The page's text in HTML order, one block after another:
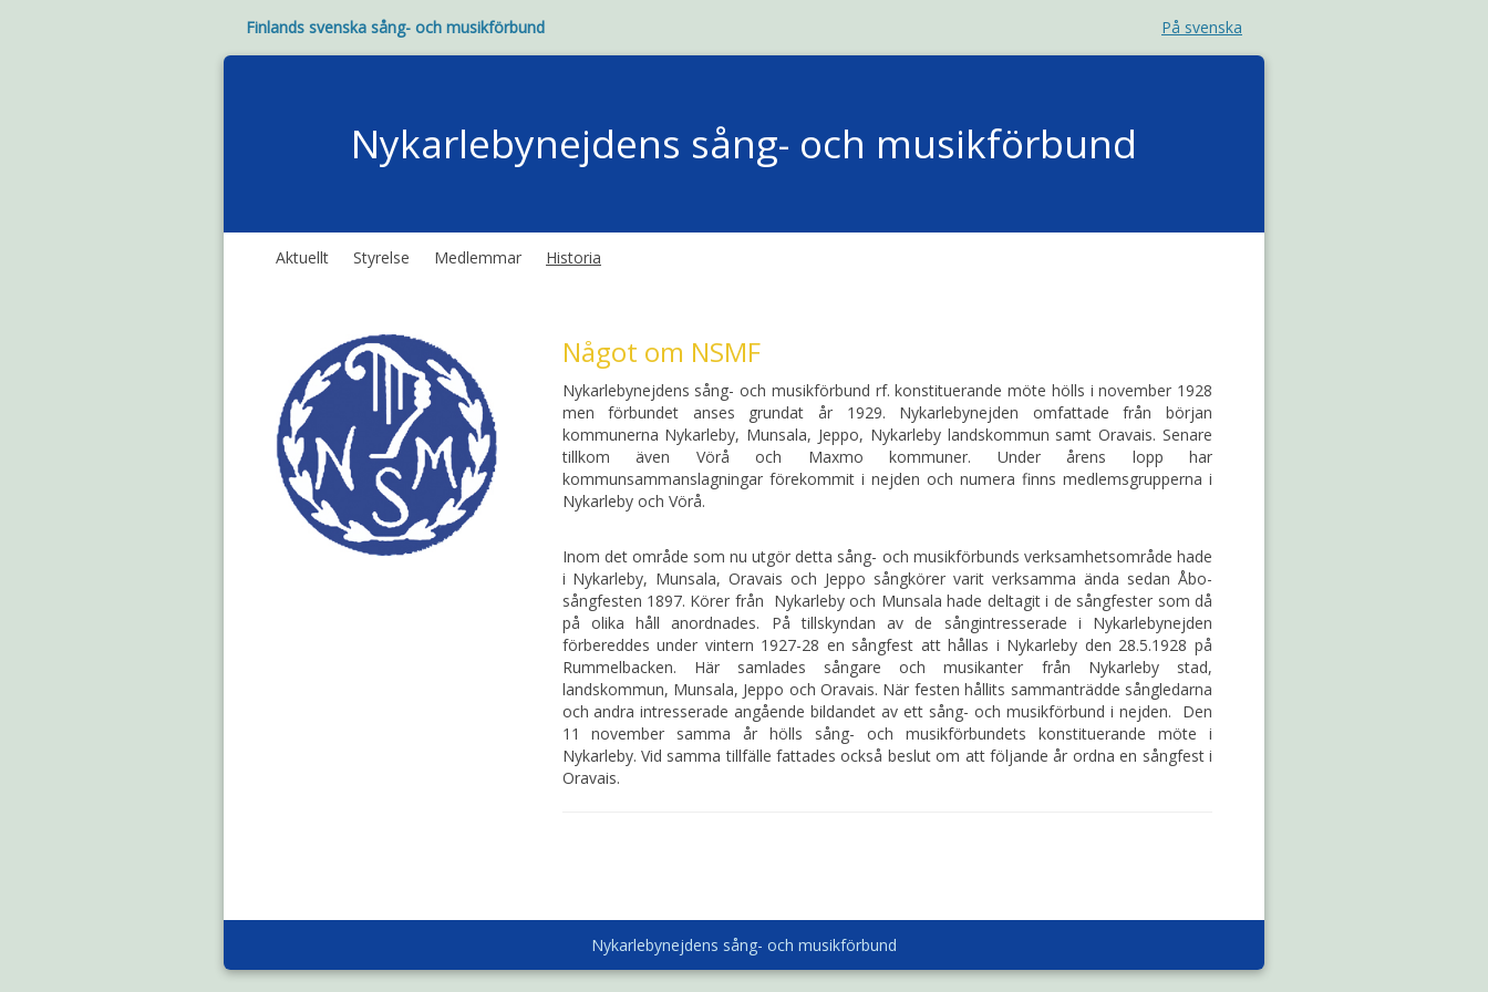
Finlands svenska sång- och musikförbund På svenska
Nykarlebynejdens sång- och musikförbund
Aktuellt Styrelse Medlemmar Historia
Något om NSMF
Nykarlebynejdens sång- och musikförbund rf. konstituerande möte hölls i november 1928
men förbundet anses grundat år 1929. Nykarlebynejden omfattade från början
kommunerna Nykarleby, Munsala, Jeppo, Nykarleby landskommun samt Oravais. Senare
tillkom även Vörå och Maxmo kommuner. Under årens lopp har
kommunsammanslagningar förekommit i nejden och numera finns medlemsgrupperna i
Nykarleby och Vörå.
Inom det område som nu utgör detta sång- och musikförbunds verksamhetsområde hade
i Nykarleby, Munsala, Oravais och Jeppo sångkörer varit verksamma ända sedan Åbo-
sångfesten 1897. Körer från Nykarleby och Munsala hade deltagit i de sångfester som då
på olika håll anordnades. På tillskyndan av de sångintresserade i Nykarlebynejden
förbereddes under vintern 1927-28 en sångfest att hållas i Nykarleby den 28.5.1928 på
Rummelbacken. Här samlades sångare och musikanter från Nykarleby stad,
landskommun, Munsala, Jeppo och Oravais. När festen hållits sammanträdde sångledarna
och andra intresserade angående bildandet av ett sång- och musikförbund i nejden. Den
11 november samma år hölls sång- och musikförbundets konstituerande möte i
Nykarleby. Vid samma tillfälle fattades också beslut om att följande år ordna en sångfest i
Oravais.
Nykarlebynejdens sång- och musikförbund